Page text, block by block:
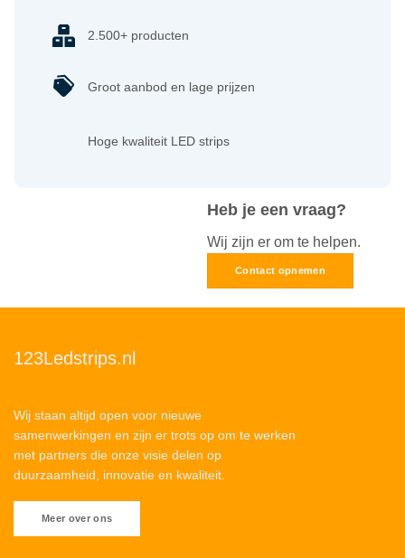
Heb je een vraag?
Wij zijn er om te helpen.
Contact opnemen
2.500+ producten
Groot aanbod en lage prijzen
Hoge kwaliteit LED strips
123Ledstrips.nl
Wij staan altijd open voor nieuwe
samenwerkingen en zijn er trots op om te werken
met partners die onze visie delen op
duurzaamheid, innovatie en kwaliteit.
Meer over ons